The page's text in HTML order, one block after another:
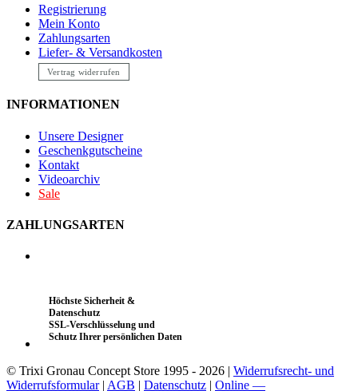
Registrierung
Mein Konto
Zahlungsarten
Liefer- & Versandkosten
Vertrag widerrufen
INFORMATIONEN
Unsere Designer
Geschenkgutscheine
Kontakt
Videoarchiv
Sale
ZAHLUNGSARTEN
Höchste Sicherheit &
Datenschutz
SSL-Verschlüsselung und
Schutz Ihrer persönlichen Daten
© Trixi Gronau Concept Store 1995 - 2026 | Widerrufsrecht- und
Widerrufsformular| AGB | Datenschutz | Online —